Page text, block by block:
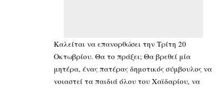
Καλείται να επανορθώσει την Τρίτη 20
Οκτωβρίου. Θα το πράξει; Θα βρεθεί μία
μητέρα, ένας πατέρας δημοτικός σύμβουλος να
νοιαστεί τα παιδιά όλου του Χαϊδαρίου, να